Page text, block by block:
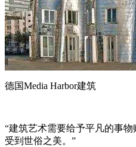
德国Media Harbor建筑
“建筑艺术需要给予平凡的事
受到世俗之美。”